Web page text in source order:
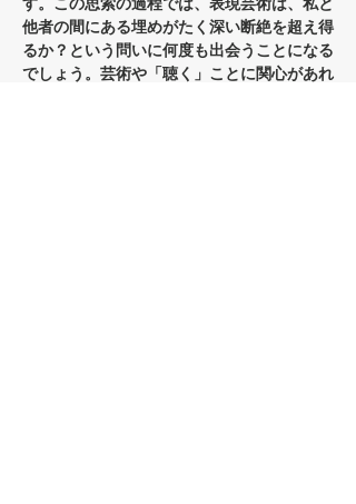
他者の間にある埋めがたく深い断絶を超え得
るか？という問いに何度も出会うことになる
でしょう。芸術や「聴く」ことに関心があれ